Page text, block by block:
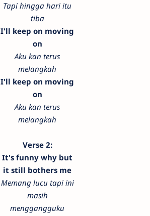
Tapi hingga hari itu
tiba
I'll keep on moving
on
Aku kan terus
melangkah
I'll keep on moving
on
Aku kan terus
melangkah
Verse 2:
It's funny why but
it still bothers me
Memang lucu tapi ini
masih
menggangguku